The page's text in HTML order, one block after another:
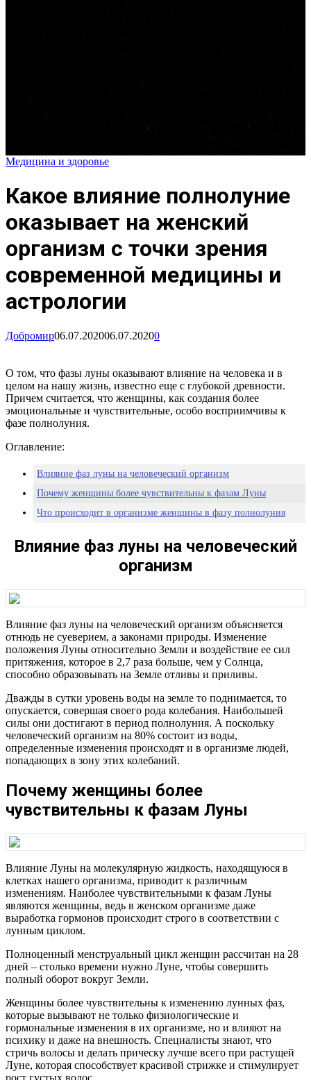
Медицина и здоровье
Какое влияние полнолуние
оказывает на женский
организм с точки зрения
современной медицины и
астрологии
Добромир06.07.202006.07.20200
О том, что фазы луны оказывают влияние на человека и в
целом на нашу жизнь, известно еще с глубокой древности.
Причем считается, что женщины, как создания более
эмоциональные и чувствительные, особо восприимчивы к
фазе полнолуния.
Оглавление:
Влияние фаз луны на человеческий организм
Почему женщины более чувствительны к фазам Луны
Что происходит в организме женщины в фазу полнолуния
Влияние фаз луны на человеческий
организм
Влияние фаз луны на человеческий организм объясняется
отнюдь не суеверием, а законами природы. Изменение
положения Луны относительно Земли и воздействие ее сил
притяжения, которое в 2,7 раза больше, чем у Солнца,
способно образовывать на Земле отливы и приливы.
Дважды в сутки уровень воды на земле то поднимается, то
опускается, совершая своего рода колебания. Наибольшей
силы они достигают в период полнолуния. А поскольку
человеческий организм на 80% состоит из воды,
определенные изменения происходят и в организме людей,
попадающих в зону этих колебаний.
Почему женщины более
чувствительны к фазам Луны
Влияние Луны на молекулярную жидкость, находящуюся в
клетках нашего организма, приводит к различным
изменениям. Наиболее чувствительными к фазам Луны
являются женщины, ведь в женском организме даже
выработка гормонов происходит строго в соответствии с
лунным циклом.
Полноценный менструальный цикл женщин рассчитан на 28
дней – столько времени нужно Луне, чтобы совершить
полный оборот вокруг Земли.
Женщины более чувствительны к изменению лунных фаз,
которые вызывают не только физиологические и
гормональные изменения в их организме, но и влияют на
психику и даже на внешность. Специалисты знают, что
стричь волосы и делать прическу лучше всего при растущей
Луне, которая способствует красивой стрижке и стимулирует